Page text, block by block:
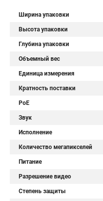
Ширина упаковки
Высота упаковки
Глубина упаковки
Объемный вес
Единица измерения
Кратность поставки
PoE
Звук
Исполнение
Количество мегапикселей
Питание
Разрешение видео
Степень защиты